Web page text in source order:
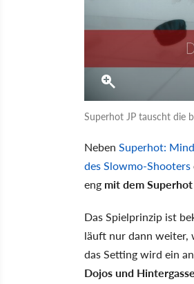
Superhot JP tauscht die
Neben Superhot:
des Slowmo-Shooters
eng mit dem
Das Spielprinzip ist
läuft nur dann weiter,
das Setting wird ein
Dojos und